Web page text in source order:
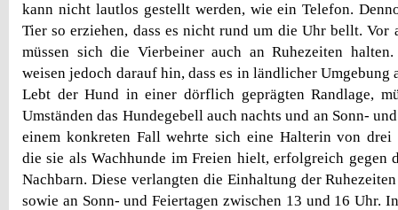
kann nicht lautlos gestellt werden, wie ein Telefon.
Tier so erziehen, dass es nicht rund um die Uhr bellt. Vor
müssen sich die Vierbeiner auch an Ruhezeiten
weisen jedoch darauf hin, dass es in ländlicher Umgebung
Lebt der Hund in einer dörflich geprägten Randlage,
Umständen das Hundegebell auch nachts und an Sonn-
einem konkreten Fall wehrte sich eine Halterin von drei
die sie als Wachhunde im Freien hielt, erfolgreich gegen
Nachbarn. Diese verlangten die Einhaltung der
sowie an Sonn- und Feiertagen zwischen 13 und 16 Uhr.